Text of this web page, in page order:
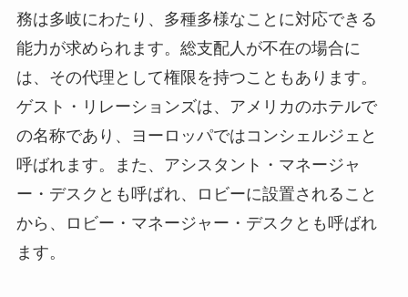
務は多岐にわたり、多種多様なことに対応できる
能力が求められます。総支配人が不在の場合に
は、その代理として権限を持つこともあります。
ゲスト・リレーションズは、アメリカのホテルで
の名称であり、ヨーロッパではコンシェルジェと
呼ばれます。また、アシスタント・マネージャ
ー・デスクとも呼ばれ、ロビーに設置されること
から、ロビー・マネージャー・デスクとも呼ばれ
ます。